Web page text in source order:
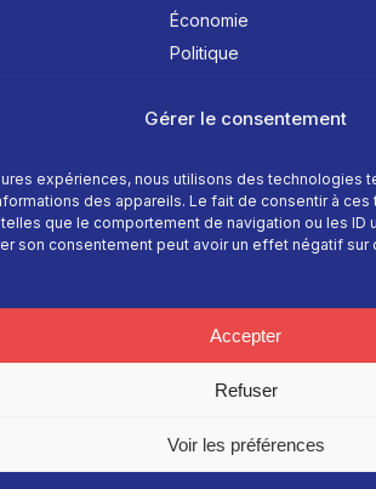
Gérer le consentement
expériences, nous utilisons des technologies
des appareils. Le fait de consentir à
que le comportement de navigation ou les ID
son consentement peut avoir un effet négatif
Accepter
Refuser
Voir les préférences
Économie
Politique